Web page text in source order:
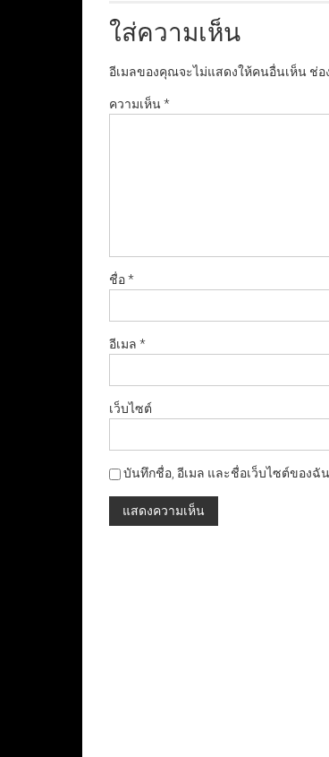
ใส่ความเห็น
อีเมลของคุณจะไม่แสดงให้คนอื่นเห็น ช่อ
ความเห็น*
ชื่อ*
อีเมล *
เว็บไซต์
บันทึกชื่อ, อีเมล และชื่อเว็บไซต์ของฉั